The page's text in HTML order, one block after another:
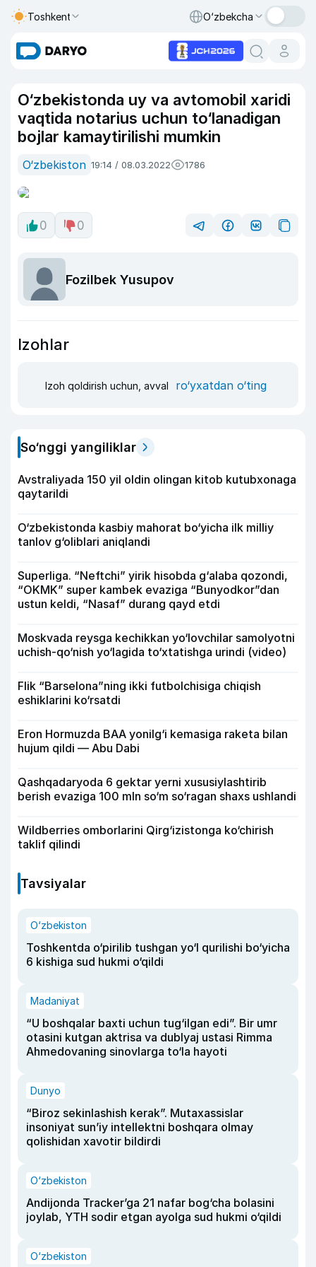
Toshkent O‘zbekcha
O‘zbekistonda uy va avtomobil xaridi
vaqtida notarius uchun to‘lanadigan
bojlar kamaytirilishi mumkin
O‘zbekiston 19:14 / 08.03.2022 1786
0 0
Fozilbek Yusupov
Izohlar
Izoh qoldirish uchun, avval ro‘yxatdan o‘ting
So‘nggi yangiliklar
Avstraliyada 150 yil oldin olingan kitob kutubxonaga
qaytarildi
O‘zbekistonda kasbiy mahorat bo‘yicha ilk milliy
tanlov g‘oliblari aniqlandi
Superliga. “Neftchi” yirik hisobda g‘alaba qozondi,
“OKMK” super kambek evaziga “Bunyodkor”dan
ustun keldi, “Nasaf” durang qayd etdi
Moskvada reysga kechikkan yo‘lovchilar samolyotni
uchish-qo‘nish yo‘lagida to‘xtatishga urindi (video)
Flik “Barselona”ning ikki futbolchisiga chiqish
eshiklarini ko‘rsatdi
Eron Hormuzda BAA yonilg‘i kemasiga raketa bilan
hujum qildi — Abu Dabi
Qashqadaryoda 6 gektar yerni xususiylashtirib
berish evaziga 100 mln so‘m so‘ragan shaxs ushlandi
Wildberries omborlarini Qirg‘izistonga ko‘chirish
taklif qilindi
Tavsiyalar
O‘zbekiston
Toshkentda o‘pirilib tushgan yo‘l qurilishi bo‘yicha
6 kishiga sud hukmi o‘qildi
Madaniyat
“U boshqalar baxti uchun tug‘ilgan edi”. Bir umr
otasini kutgan aktrisa va dublyaj ustasi Rimma
Ahmedovaning sinovlarga to‘la hayoti
Dunyo
“Biroz sekinlashish kerak”. Mutaxassislar
insoniyat sun’iy intellektni boshqara olmay
qolishidan xavotir bildirdi
O‘zbekiston
Andijonda Tracker’ga 21 nafar bog‘cha bolasini
joylab, YTH sodir etgan ayolga sud hukmi o‘qildi
O‘zbekiston